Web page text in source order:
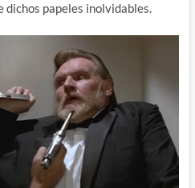
dichos papeles inolvidables.